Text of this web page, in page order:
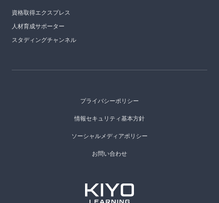
資格取得エクスプレス
人材育成サポーター
スタディングチャンネル
プライバシーポリシー
情報セキュリティ基本方針
ソーシャルメディアポリシー
お問い合わせ